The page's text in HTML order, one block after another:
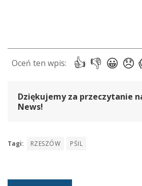
Dziękujemy za przeczytanie
News!
Tagi: RZESZÓW PŚIL